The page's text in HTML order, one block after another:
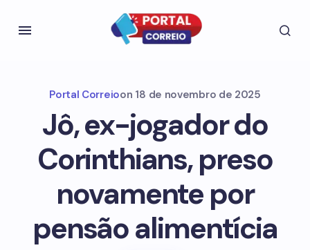
Portal Correioon 18 de novembro de 2025
Jô, ex-jogador do
Corinthians, preso
novamente por
pensão alimentícia